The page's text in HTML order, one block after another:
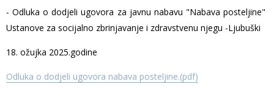
- Odluka o dodjeli ugovora za javnu nabavu "Nabava posteljine"
Ustanove za socijalno zbrinjavanje i zdravstvenu njegu -Ljubuški
18. ožujka 2025.godine
Odluka o dodjeli ugovora nabava posteljine.(pdf)